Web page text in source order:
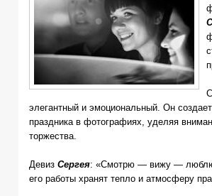
элегантный и эмоциональный. Он
праздника в фотографиях, уделяя
торжества.
Девиз Сергея: «Смотрю — вижу —
его работы хранят тепло и атмосферу